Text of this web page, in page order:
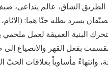
الشاق، عالم يتداعى،
بسرد بطله حنّا هما: (الآثام،
البنية العميقة لعمل ملحمي
بفعل القهر والانصياع
مأساوياً بعلاقات الحبّ